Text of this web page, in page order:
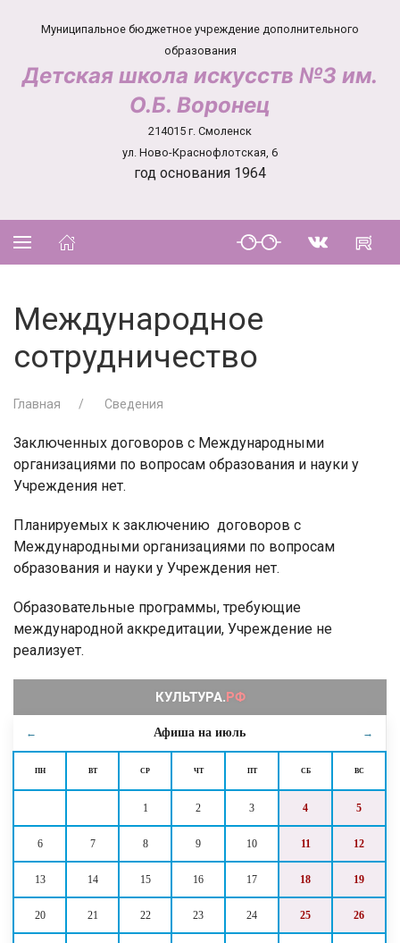
Муниципальное бюджетное учреждение дополнительного
образования
Детская школа искусств №3 им.
О.Б. Воронец
214015 г. Смоленск
ул. Ново-Краснофлотская, 6
год основания 1964
← Афиша на июль →
ПН ВТ СР ЧТ ПТ СБ ВС
1 2 3 4 5
6 7 8 9 10 11 12
13 14 15 16 17 18 19
20 21 22 23 24 25 26
Международное
сотрудничество
Главная Сведения
Заключенных договоров с Международными
организациями по вопросам образования и науки у
Учреждения нет.
Планируемых к заключению договоров с
Международными организациями по вопросам
образования и науки у Учреждения нет.
Образовательные программы, требующие
международной аккредитации, Учреждение не
реализует.